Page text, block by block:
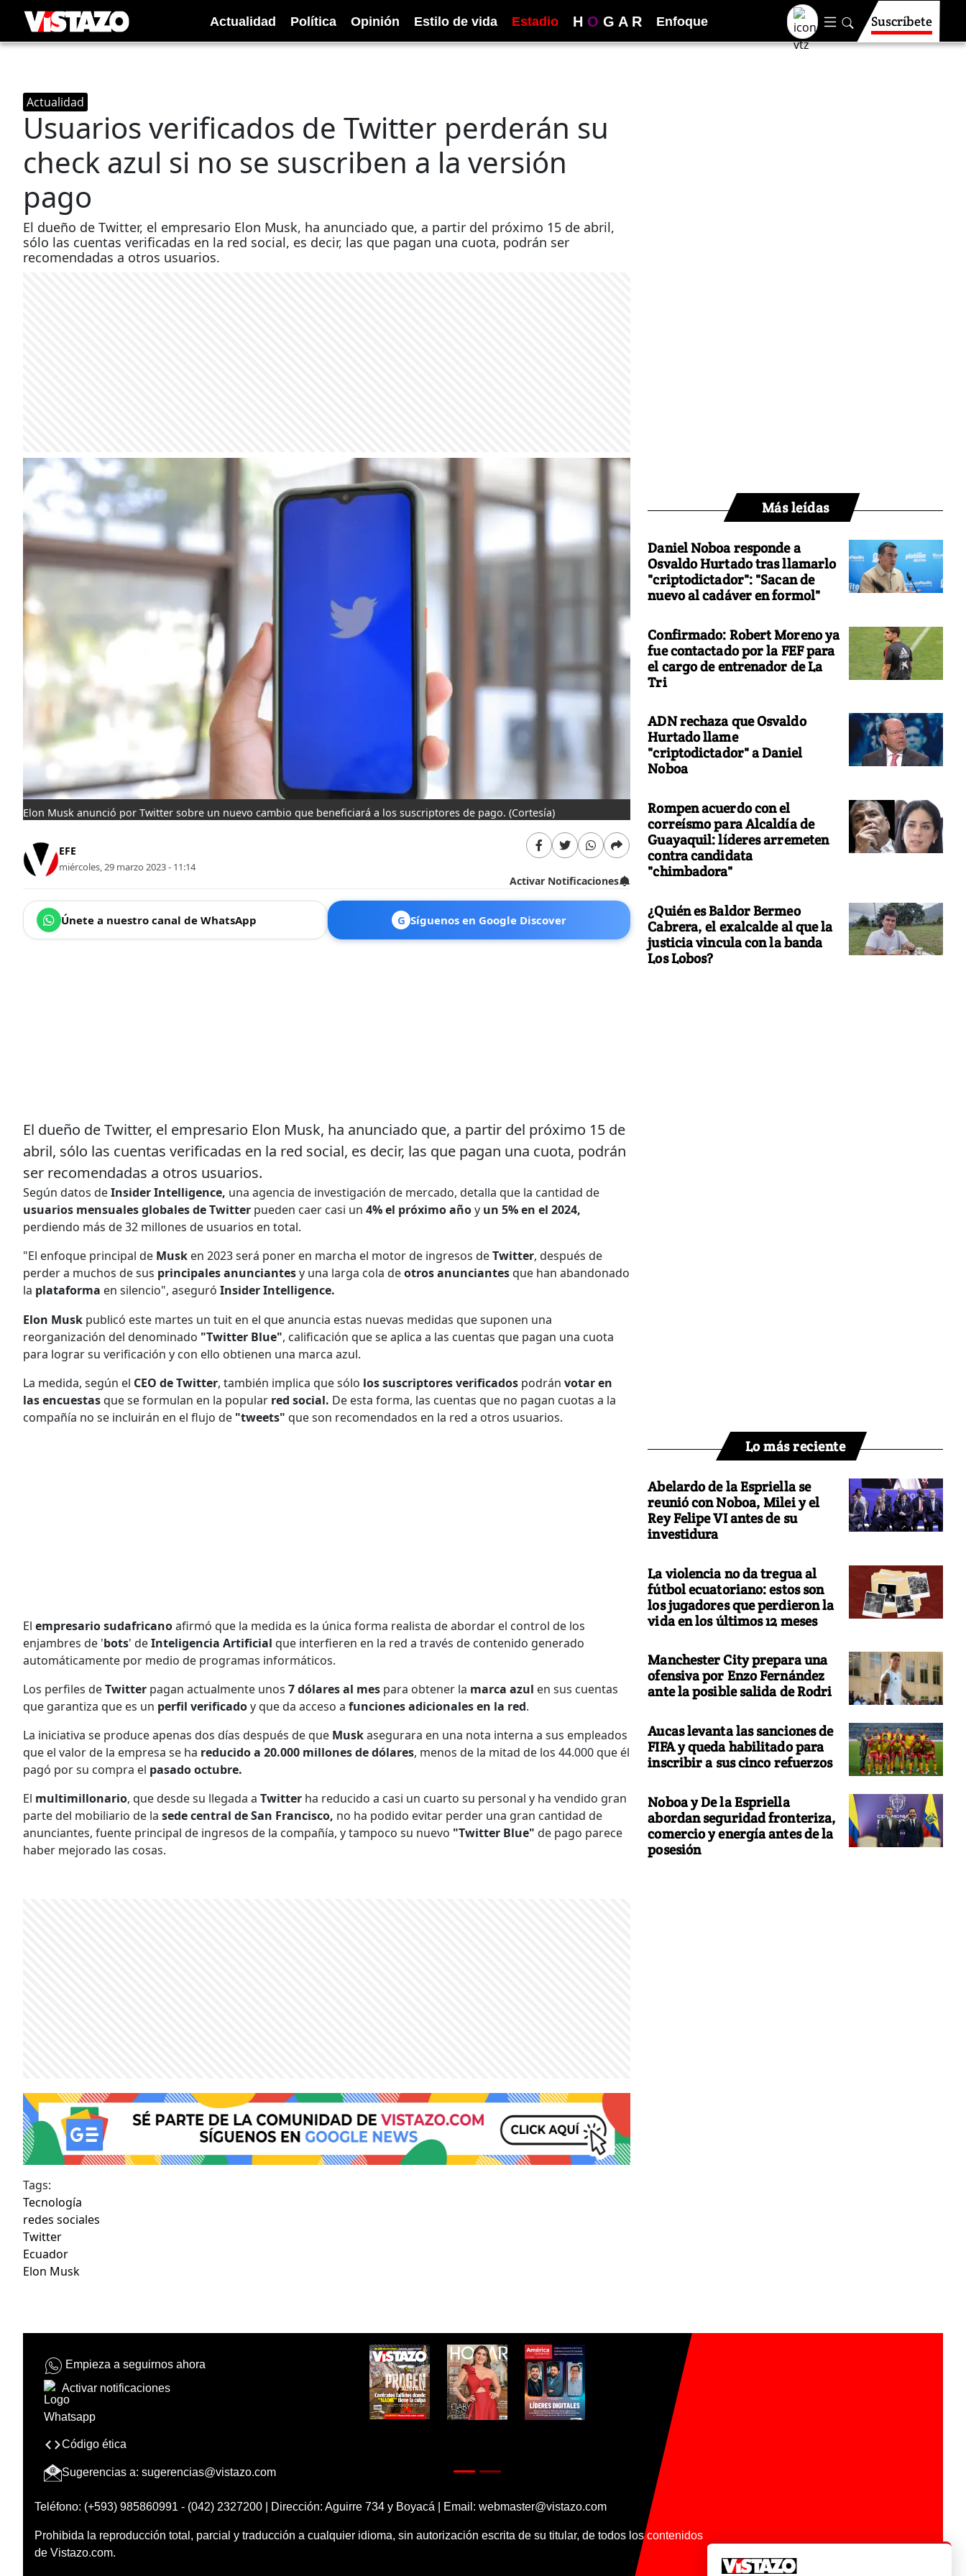
Actualidad Política Opinión Estilo de vida Estadio H O G A R Enfoque Suscríbete
Actualidad
Usuarios verificados de Twitter perderán su
check azul si no se suscriben a la versión
pago
El dueño de Twitter, el empresario Elon Musk, ha anunciado que, a partir del próximo 15 de abril,
sólo las cuentas verificadas en la red social, es decir, las que pagan una cuota, podrán ser
recomendadas a otros usuarios.
Elon Musk anunció por Twitter sobre un nuevo cambio que beneficiará a los suscriptores de pago. (Cortesía)
EFE
miércoles, 29 marzo 2023 - 11:14
Activar Notificaciones
Únete a nuestro canal de WhatsApp G Síguenos en Google Discover
El dueño de Twitter, el empresario Elon Musk, ha anunciado que, a partir del próximo 15 de
abril, sólo las cuentas verificadas en la red social, es decir, las que pagan una cuota, podrán
ser recomendadas a otros usuarios.
Según datos deInsider Intelligence, una agencia de investigación de mercado, detalla que la cantidad de
usuarios mensuales globales de Twitter pueden caer casi un 4% el próximo añoy un 5% en el 2024,
perdiendo más de 32 millones de usuarios en total.
"El enfoque principal de Musk en 2023 será poner en marcha el motor de ingresos deTwitter, después de
perder a muchos de sus principales anunciantesy una larga cola deotros anunciantesque han abandonado
la plataforma en silencio", aseguró Insider Intelligence.
Elon Musk publicó este martes un tuit en el que anuncia estas nuevas medidas que suponen una
reorganización del denominado "Twitter Blue", calificación que se aplica a las cuentas que pagan una cuota
para lograr su verificación y con ello obtienen una marca azul.
La medida, según el CEO de Twitter, también implica que sólo los suscriptores verificados podrán votar en
las encuestasque se formulan en la popular red social. De esta forma, las cuentas que no pagan cuotas a la
compañía no se incluirán en el flujo de "tweets" que son recomendados en la red a otros usuarios.
El empresario sudafricanoafirmó que la medida es la única forma realista de abordar el control de los
enjambres de 'bots' deInteligencia Artificial que interfieren en la red a través de contenido generado
automáticamente por medio de programas informáticos.
Los perfiles deTwitter pagan actualmente unos 7 dólaresal mes para obtener la marca azul en sus cuentas
que garantiza que es un perfil verificadoy que da acceso a funciones adicionales en la red.
La iniciativa se produce apenas dos días después de que Muskasegurara en una nota interna a sus empleados
que el valor de la empresa se ha reducido a 20.000 millones de dólares, menos de la mitad de los 44.000 que él
pagó por su compra el pasado octubre.
El multimillonario, que desde su llegada a Twitter ha reducido a casi un cuarto su personal y ha vendido gran
parte del mobiliario de la sede central de San Francisco, no ha podido evitar perder una gran cantidad de
anunciantes, fuente principal de ingresos de la compañía, y tampoco su nuevo "Twitter Blue" de pago parece
haber mejorado las cosas.
Tags:
Tecnología
redes sociales
Twitter
Ecuador
Elon Musk
Más leídas
Daniel Noboa responde a
Osvaldo Hurtado tras llamarlo
"criptodictador": "Sacan de
nuevo al cadáver en formol"
Confirmado: Robert Moreno ya
fue contactado por la FEF para
el cargo de entrenador de La
Tri
ADN rechaza que Osvaldo
Hurtado llame
"criptodictador" a Daniel
Noboa
Rompen acuerdo con el
correísmo para Alcaldía de
Guayaquil: líderes arremeten
contra candidata
"chimbadora"
¿Quién es Baldor Bermeo
Cabrera, el exalcalde al que la
justicia vincula con la banda
Los Lobos?
Lo más reciente
Abelardo de la Espriella se
reunió con Noboa, Milei y el
Rey Felipe VI antes de su
investidura
La violencia no da tregua al
fútbol ecuatoriano: estos son
los jugadores que perdieron la
vida en los últimos 12 meses
Manchester City prepara una
ofensiva por Enzo Fernández
ante la posible salida de Rodri
Aucas levanta las sanciones de
FIFA y queda habilitado para
inscribir a sus cinco refuerzos
Noboa y De la Espriella
abordan seguridad fronteriza,
comercio y energía antes de la
posesión
Empieza a seguirnos ahora
Activar notificaciones
Código ética
Sugerencias a: sugerencias@vistazo.com
Teléfono: (+593) 985860991 - (042) 2327200 | Dirección: Aguirre 734 y Boyacá | Email: webmaster@vistazo.com
Prohibida la reproducción total, parcial y traducción a cualquier idioma, sin autorización escrita de su titular, de todos los contenidos
de Vistazo.com.